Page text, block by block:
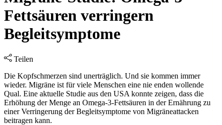
Fettsäuren verringern
Begleitsymptome
Teilen
Die Kopfschmerzen sind unerträglich. Und sie kommen immer
wieder. Migräne ist für viele Menschen eine nie enden wollende
Qual. Eine aktuelle Studie aus den USA konnte zeigen, dass die
Erhöhung der Menge an Omega-3-Fettsäuren in der Ernährung zu
einer Verringerung der Begleitsymptome von Migräneattacken
beitragen kann.